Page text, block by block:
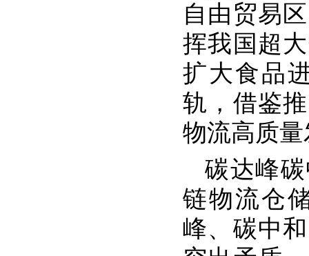
自由贸易
挥我国超
扩大食品
轨，借鉴
物流高质
碳达峰
链物流仓
峰、碳中